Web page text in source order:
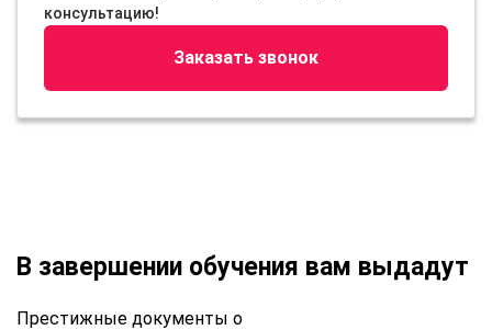
консультацию!
Заказать звонок
В завершении обучения вам выдадут
Престижные документы о